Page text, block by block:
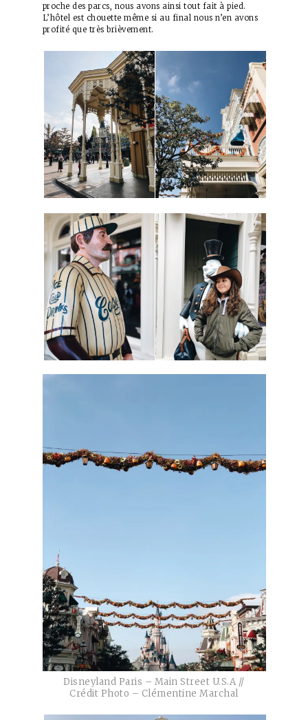
proche des parcs, nous avons ainsi tout fait à pied.
L’hôtel est chouette même si au final nous n’en avons
profité que très brièvement.
Disneyland Paris – Main Street U.S.A //
Crédit Photo – Clémentine Marchal